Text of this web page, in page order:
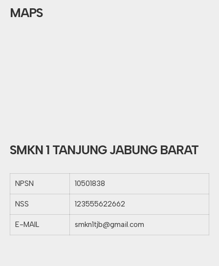
MAPS
SMKN 1 TANJUNG JABUNG BARAT
NPSN 10501838
NSS 123555622662
E-MAIL smkn1tjb@gmail.com